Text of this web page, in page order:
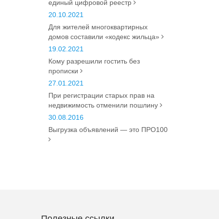
единый цифровой реестр
20.10.2021
Для жителей многоквартирных
домов составили «кодекс жильца»
19.02.2021
Кому разрешили гостить без
прописки
27.01.2021
При регистрации старых прав на
недвижимость отменили пошлину
30.08.2016
Выгрузка объявлений — это ПРО100